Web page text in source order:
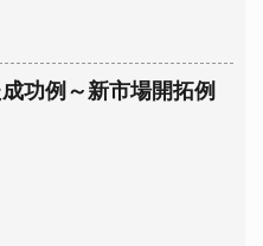
功例～新市場開拓例